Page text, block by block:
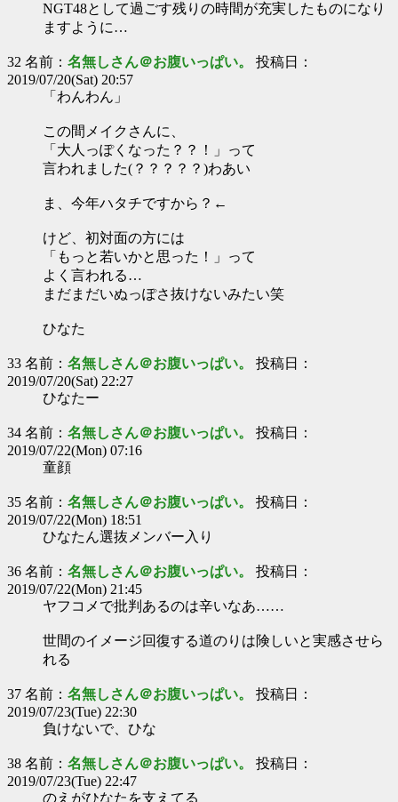
NGT48として過ごす残りの時間が充実したものになり
ますように…
32 名前： 名無しさん＠お腹いっぱい。 投稿日：
2019/07/20(Sat) 20:57
「わんわん」
この間メイクさんに、
「大人っぽくなった？？！」って
言われました(？？？？？)わあい
ま、今年ハタチですから？←
けど、初対面の方には
「もっと若いかと思った！」って
よく言われる…
まだまだいぬっぽさ抜けないみたい笑
ひなた
33 名前： 名無しさん＠お腹いっぱい。 投稿日：
2019/07/20(Sat) 22:27
ひなたー
34 名前： 名無しさん＠お腹いっぱい。 投稿日：
2019/07/22(Mon) 07:16
童顔
35 名前： 名無しさん＠お腹いっぱい。 投稿日：
2019/07/22(Mon) 18:51
ひなたん選抜メンバー入り
36 名前： 名無しさん＠お腹いっぱい。 投稿日：
2019/07/22(Mon) 21:45
ヤフコメで批判あるのは辛いなあ……
世間のイメージ回復する道のりは険しいと実感させら
れる
37 名前： 名無しさん＠お腹いっぱい。 投稿日：
2019/07/23(Tue) 22:30
負けないで、ひな
38 名前： 名無しさん＠お腹いっぱい。 投稿日：
2019/07/23(Tue) 22:47
のえがひなたを支えてる